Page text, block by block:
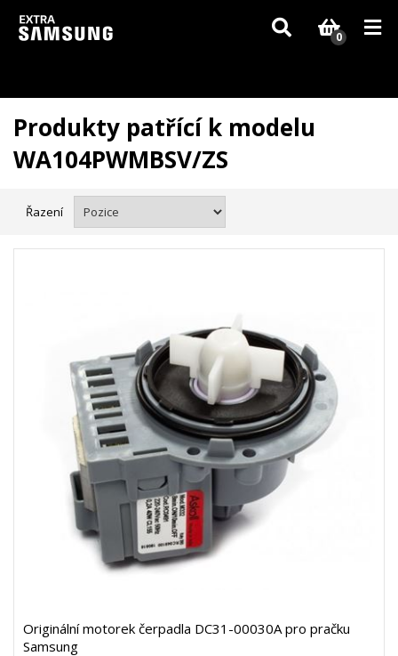
Vzhledem k aktuální situaci se může dodání dílů, které nejsou skladem,
zpozdit. Děkujeme za pochopení.
0
Produkty patřící k modelu
WA104PWMBSV/ZS
Řazení
Originální motorek čerpadla DC31-00030A pro pračku
Samsung